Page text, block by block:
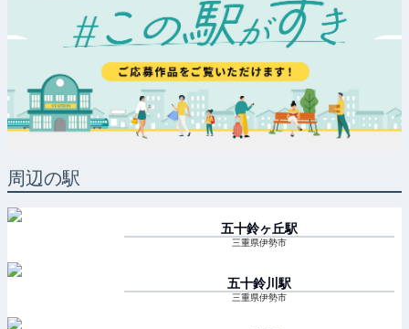
周辺の駅
五十鈴ヶ丘駅
三重県伊勢市
五十鈴川 駅
三重県伊勢市